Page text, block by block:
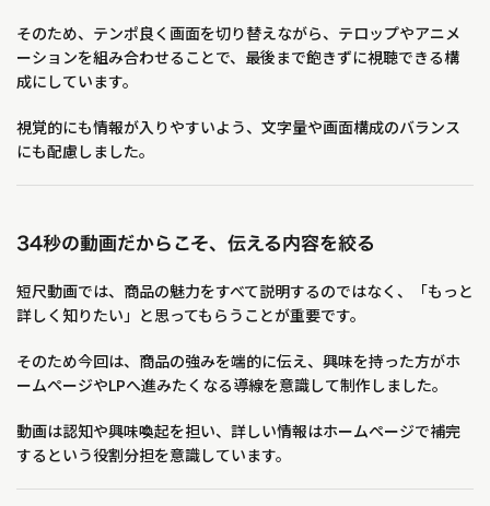
そのため、テンポ良く画面を切り替えながら、テロップやアニメ
ーションを組み合わせることで、最後まで飽きずに視聴できる構
成にしています。
視覚的にも情報が入りやすいよう、文字量や画面構成のバランス
にも配慮しました。
34秒の動画だからこそ、伝える内容を絞る
短尺動画では、商品の魅力をすべて説明するのではなく、「もっと
詳しく知りたい」と思ってもらうことが重要です。
そのため今回は、商品の強みを端的に伝え、興味を持った方がホ
ームページやLPへ進みたくなる導線を意識して制作しました。
動画は認知や興味喚起を担い、詳しい情報はホームページで補完
するという役割分担を意識しています。